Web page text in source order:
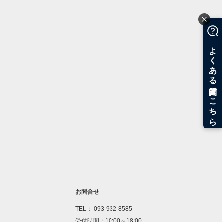
お問合せ
TEL： 093-932-8585
受付時間：10:00～18:00